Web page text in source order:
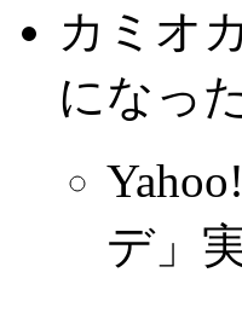
カミオ
になっ
デ」